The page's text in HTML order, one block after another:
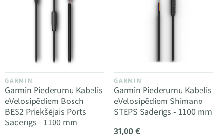
GARMIN
Garmin Piederumu Kabelis
eVelosipēdiem Bosch
BES2 Priekšējais Ports
Saderīgs - 1100 mm
GARMIN
Garmin Piederumu Kabelis
eVelosipēdiem Shimano
STEPS Saderīgs - 1100 mm
31,00 €